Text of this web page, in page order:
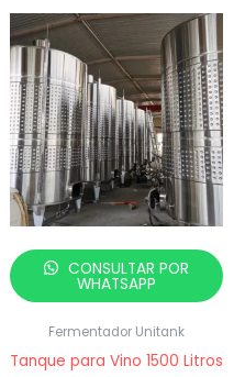
era:
$5.000,00.
es:
CONSULTAR POR
WHATSAPP
Fermentador Unitank
Tanque para Vino 1500 Litros